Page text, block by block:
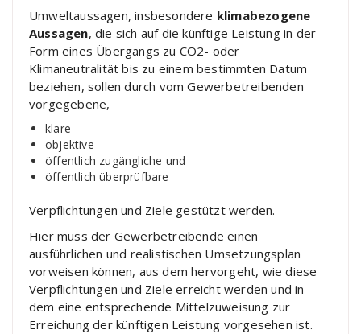
Umweltaussagen, insbesondere klimabezogene
Aussagen, die sich auf die künftige Leistung in der
Form eines Übergangs zu CO2- oder
Klimaneutralität bis zu einem bestimmten Datum
beziehen, sollen durch vom Gewerbetreibenden
vorgegebene,
klare
objektive
öffentlich zugängliche und
öffentlich überprüfbare
Verpflichtungen und Ziele gestützt werden.
Hier muss der Gewerbetreibende einen
ausführlichen und realistischen Umsetzungsplan
vorweisen können, aus dem hervorgeht, wie diese
Verpflichtungen und Ziele erreicht werden und in
dem eine entsprechende Mittelzuweisung zur
Erreichung der künftigen Leistung vorgesehen ist.